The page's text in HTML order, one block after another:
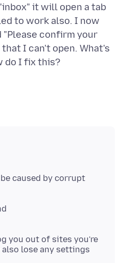
it will open a tab
to work also. I now
"Please confirm your
I can't open. What's
caused by corrupt
you out of sites you're
also lose any settings